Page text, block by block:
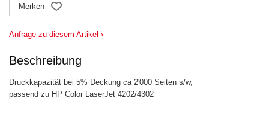
Merken
Anfrage zu diesem Artikel ›
Beschreibung
Druckkapazität bei 5% Deckung ca 2'000 Seiten s/w,
passend zu HP Color LaserJet 4202/4302